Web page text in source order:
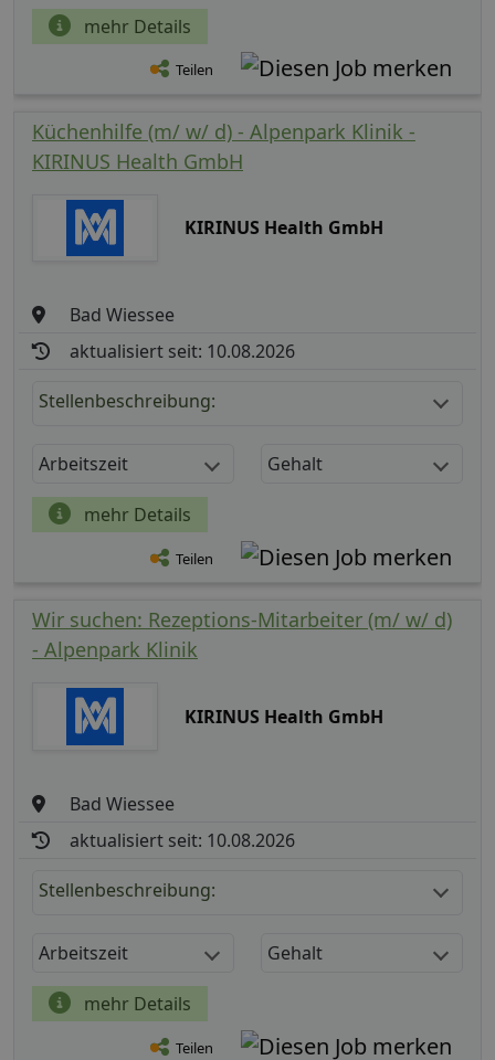
mehr Details
Teilen
Küchenhilfe (m/ w/ d) - Alpenpark Klinik -
KIRINUS Health GmbH
KIRINUS Health GmbH
Bad Wiessee
aktualisiert seit: 10.08.2026
Stellenbeschreibung:
Arbeitszeit Gehalt
mehr Details
Teilen
Wir suchen: Rezeptions-Mitarbeiter (m/ w/ d)
- Alpenpark Klinik
KIRINUS Health GmbH
Bad Wiessee
aktualisiert seit: 10.08.2026
Stellenbeschreibung:
Arbeitszeit Gehalt
mehr Details
Teilen